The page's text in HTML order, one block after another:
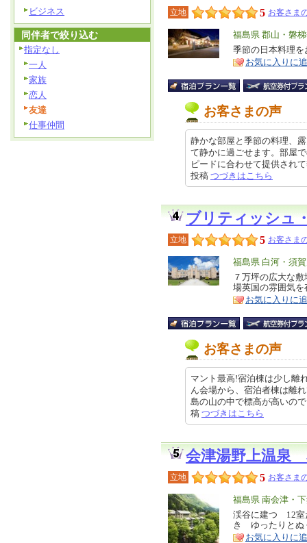
立地 5 お客さま
エ
リ
ア
福島県 郡山・磐
特
徴
季節の日本料理
お気に入りに
お客さまの声
静かな部屋と季節の料理、
て静かに過ごせます。部屋
ピードに合わせて提供され
投稿 つづきはこちら
ブリティッシュ
立地 5 お客さま
エ
リ
ア
福島県 白河・須
特
徴
７万坪の広大な
場英国の雰囲気
お気に入りに
お客さまの声
マント最高!宿泊棟は少し離
ん会場から、宿泊者棟は離
島の山の中で標高が高いの
稿 つづきはこちら
会津湯野上温泉
立地 5 お客さま
エ
リ
ア
福島県 南会津・
特
徴
渓谷に建つ 12室
き ゆったりとぬ
お気に入りに
ビジネス
同伴者で絞り込む
指定なし
一人
家族
恋人
友達
仕事仲間